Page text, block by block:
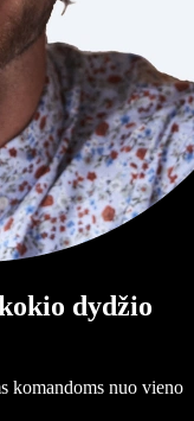
dydžio
komandoms nuo vieno